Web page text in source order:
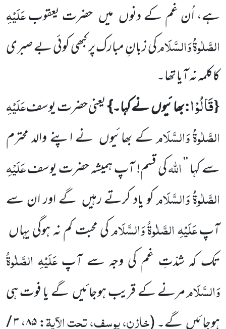
ہے، اُن غم کے دنوں میں حضرت یعقوبعَلَیْہِ
الصَّلٰوۃُ وَالسَّلَامکی زبانِ مبارک پر کبھی کوئی بے صبری
کاکلمہ نہ آیا تھا۔
{قَالُوْا:بھائیوںنے کہا۔}یعنی حضرت یوسفعَلَیْہِ
الصَّلٰوۃُ وَالسَّلَامکے بھائیوں نے اپنے والد محترم
سے کہا ’’اللّٰہکی قسم!آپ ہمیشہ حضرت یوسفعَلَیْہِ
الصَّلٰوۃُ وَالسَّلَامکو یاد کرتے رہیں گے اور ان سے
آپعَلَیْہِ الصَّلٰوۃُ وَالسَّلَامکی محبت کمنہ ہوگی یہاں
تک کہ شدّتِ غم کی وجہ سے آپعَلَیْہِ الصَّلٰوۃُ
وَالسَّلَاممرنے کے قریب ہوجائیںگے یا فوت ہی
ہوجائیںگے۔(خازن، یوسف، تحت الآیۃ:۸۵، ۳ /